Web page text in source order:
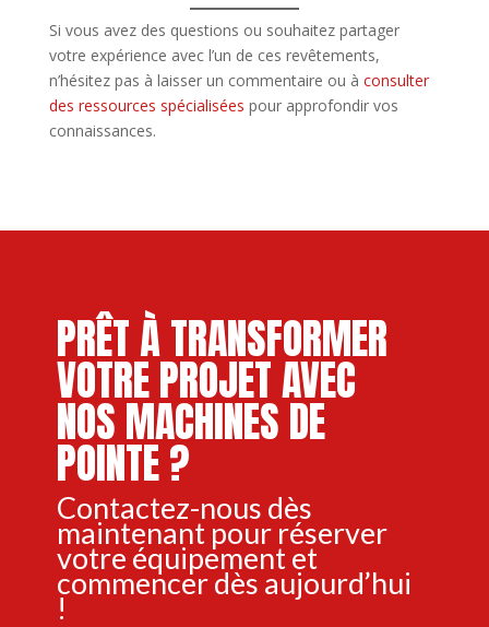
Si vous avez des questions ou souhaitez partager
votre expérience avec l’un de ces revêtements,
n’hésitez pas à laisser un commentaire ou à consulter
des ressources spécialisées pour approfondir vos
connaissances.
PRÊT À TRANSFORMER
VOTRE PROJET AVEC
NOS MACHINES DE
POINTE ?
Contactez-nous dès
maintenant pour réserver
votre équipement et
commencer dès aujourd’hui
!